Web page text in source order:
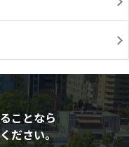
ことなら
ださい。